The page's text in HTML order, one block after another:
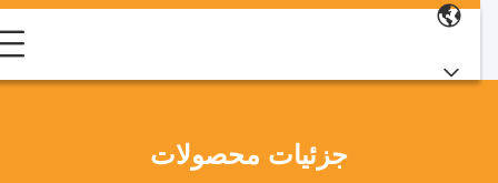
جزئیات محصولات